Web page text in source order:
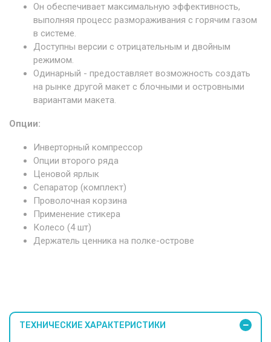
Он обеспечивает максимальную эффективность,
выполняя процесс размораживания с горячим газом
в системе.
Доступны версии с отрицательным и двойным
режимом.
Одинарный - предоставляет возможность создать
на рынке другой макет с блочными и островными
вариантами макета.
Опции:
Инверторный компрессор
Опции второго ряда
Ценовой ярлык
Сепаратор (комплект)
Проволочная корзина
Применение стикера
Колесо (4 шт)
Держатель ценника на полке-острове
ТЕХНИЧЕСКИЕ ХАРАКТЕРИСТИКИ